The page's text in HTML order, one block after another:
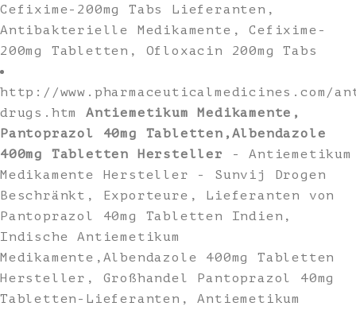
Cefixime-200mg Tabs Lieferanten,
Antibakterielle Medikamente, Cefixime-
200mg Tabletten, Ofloxacin 200mg Tabs
http://www.pharmaceuticalmedicines.com/
drugs.htmAntiemetikum Medikamente,
Pantoprazol 40mg Tabletten,Albendazole
400mg Tabletten Hersteller
- Antiemetikum
Medikamente Hersteller - Sunvij Drogen
Beschränkt, Exporteure, Lieferanten von
Pantoprazol 40mg Tabletten Indien,
Indische Antiemetikum
Medikamente,Albendazole 400mg Tabletten
Hersteller, Großhandel Pantoprazol 40mg
Tabletten-Lieferanten, Antiemetikum